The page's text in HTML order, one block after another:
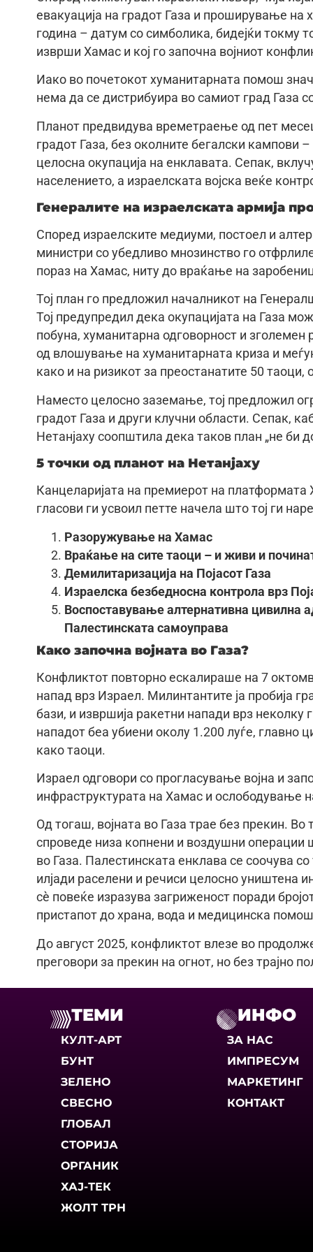
евакуација на градот Газа и проширување
година – датум со симболика, бидејќи токму
изврши Хамас и кој го започна војниот
Иако во почетокот хуманитарната помош
нема да се дистрибуира во самиот град Газа
Планот предвидува времетраење од пет
градот Газа, без околните бегалски кампови
целосна окупација на енклавата. Сепак,
населението, а израелската војска веќе
Генералите на израелската армија
Според израелските медиуми, постоел и
министри со убедливо мнозинство го
пораз на Хамас, ниту до враќање на
Тој план го предложил началникот на
Тој предупредил дека окупацијата на Газа
побуна, хуманитарна одговорност и
од влошување на хуманитарната криза и
како и на ризикот за преостанатите 50
Наместо целосно заземање, тој предложил
градот Газа и други клучни области. Сепак,
Нетанјаху соопштила дека таков план „не би
5 точки од планот на Нетанјаху
Канцеларијата на премиерот на платформата
гласови ги усвоил петте начела што тој ги
Разоружување на Хамас
Враќање на сите таоци – и живи и
Демилитаризација на Појасот Газа
Израелска безбедносна контрола врз
Воспоставување алтернативна цивилна
Палестинската самоуправа
Како започна војната во Газа?
Конфликтот повторно ескалираше на 7
напад врз Израел. Милинтантите ја пробија
бази, и извршија ракетни напади врз неколку
нападот беа убиени околу 1.200 луѓе, главно
како таоци.
Израел одговори со прогласување војна и
инфраструктурата на Хамас и ослободување
Од тогаш, војната во Газа трае без прекин.
спроведе низа копнени и воздушни
во Газа. Палестинската енклава се соочува
илјади раселени и речиси целосно уништена
сѐ повеќе изразува загриженост поради
пристапот до храна, вода и медицинска
До август 2025, конфликтот влезе во
преговори за прекин на огнот, но без трајно
ТЕМИ
КУЛТ-АРТ
БУНТ
ЗЕЛЕНО
СВЕСНО
ГЛОБАЛ
СТОРИЈА
ОРГАНИК
ХАЈ-ТЕК
ЖОЛТ ТРН
ИНФО
ЗА НАС
ИМПРЕСУМ
МАРКЕТИНГ
КОНТАКТ